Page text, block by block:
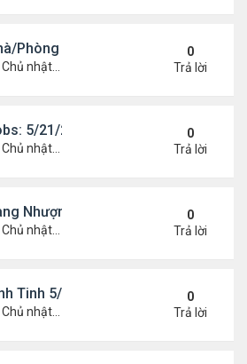
Phòng 5/21/21-5/28/21
Chủ nhật Tháng 5 23, 2021 2:14 pm
0
Trả lời
5/21/21- 5/25/2021
Chủ nhật Tháng 5 23, 2021 2:12 pm
0
Trả lời
Nhượng 5/21/21-5/28/21
Chủ nhật Tháng 5 23, 2021 2:10 pm
0
Trả lời
Tinh 5/21/21 - 5/28/21
Chủ nhật Tháng 5 23, 2021 2:09 pm
0
Trả lời